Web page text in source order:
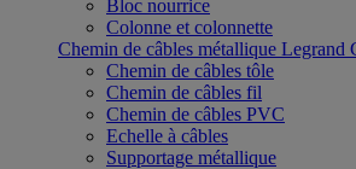
Bloc nourrice
Colonne et colonnette
Chemin de câbles métallique Legrand
Chemin de câbles tôle
Chemin de câbles fil
Chemin de câbles PVC
Echelle à câbles
Supportage métallique